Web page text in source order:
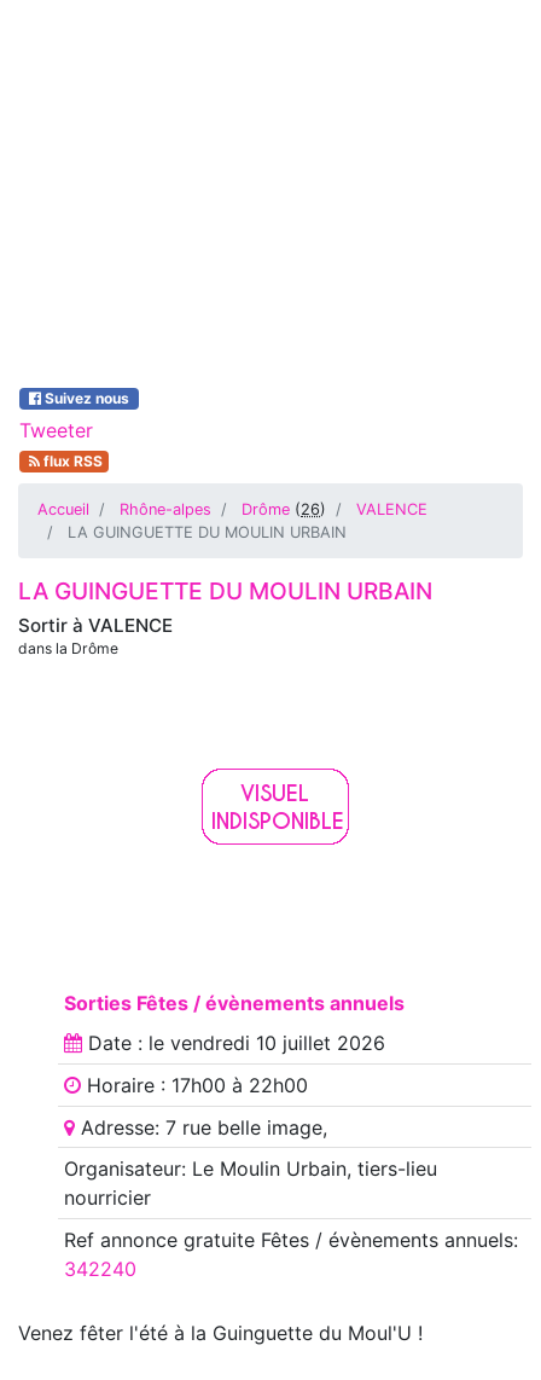
Suivez nous
Tweeter
flux RSS
Accueil Rhône-alpes Drôme (26)
VALENCE
LA GUINGUETTE DU MOULIN URBAIN
Sortir à VALENCE
dans la Drôme
LA GUINGUETTE DU MOULIN URBAIN
Sorties Fêtes / évènements annuels
Date : le vendredi 10 juillet 2026
Horaire : 17h00 à 22h00
Adresse: 7 rue belle image,
Organisateur: Le Moulin Urbain, tiers-lieu
nourricier
Ref annoncegratuite Fêtes / évènements annuels:
342240
Venez fêter l'été à la Guinguette du Moul'U !